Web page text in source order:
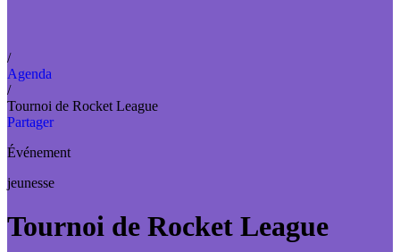
/
Agenda
/
Tournoi de Rocket League
Partager
Événement
jeunesse
Tournoi de Rocket League